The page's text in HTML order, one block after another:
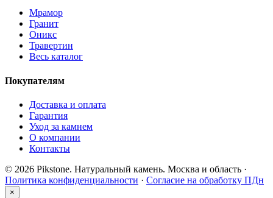
Мрамор
Гранит
Оникс
Травертин
Весь каталог
Покупателям
Доставка и оплата
Гарантия
Уход за камнем
О компании
Контакты
© 2026 Pikstone. Натуральный камень. Москва и область ·
Политика конфиденциальности · Согласие на обработку ПДн
×